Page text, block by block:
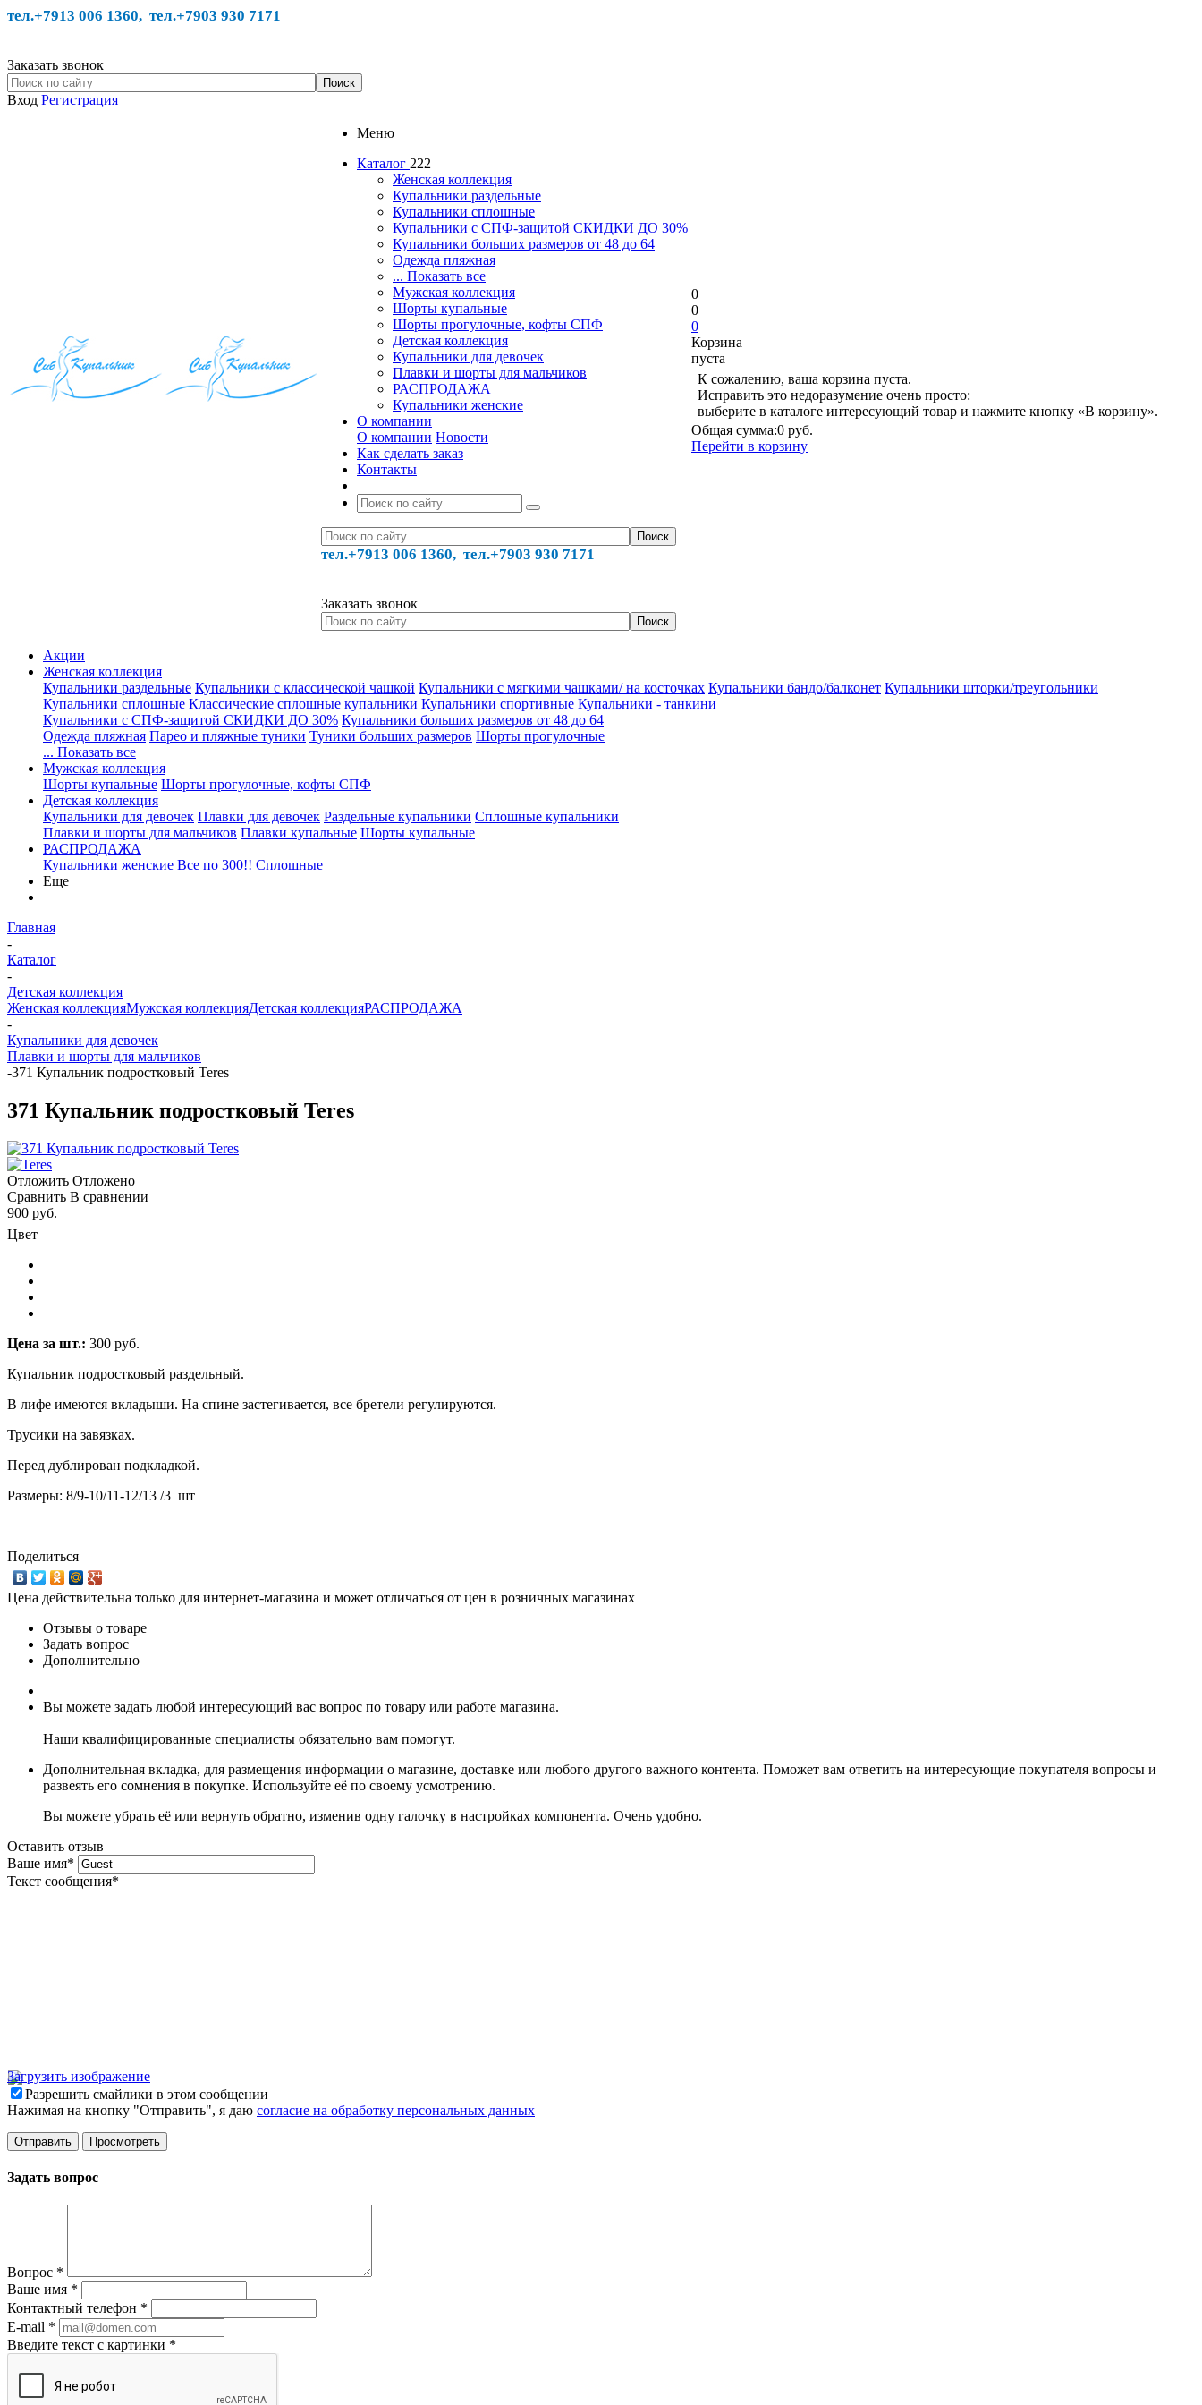
тел.+7913 006 1360, тел.+7903 930 7171
Заказать звонок
Вход Регистрация
Меню
Каталог 222
Женская коллекция
Купальники раздельные
Купальники сплошные
Купальники с СПФ-защитой СКИДКИ ДО 30%
Купальники больших размеров от 48 до 64
Одежда пляжная
... Показать все
Мужская коллекция
Шорты купальные
Шорты прогулочные, кофты СПФ
Детская коллекция
Купальники для девочек
Плавки и шорты для мальчиков
РАСПРОДАЖА
Купальники женские
О компании
О компании Новости
Как сделать заказ
Контакты
тел.+7913 006 1360, тел.+7903 930 7171
Заказать звонок
0
0
0
Корзина
пуста
К сожалению, ваша корзина пуста.
Исправить это недоразумение очень просто:
выберите в каталоге интересующий товар и нажмите кнопку «В корзину».
Общая сумма:0 руб.
Перейти в корзину
Акции
Женская коллекция
Купальники раздельные Купальники с классической чашкой Купальники с мягкими чашками/ на косточках Купальники бандо/балконет Купальники шторки/треугольники
Купальники сплошные Классические сплошные купальники Купальники спортивные Купальники - танкини
Купальники с СПФ-защитой СКИДКИ ДО 30% Купальники больших размеров от 48 до 64
Одежда пляжная Парео и пляжные туники Туники больших размеров Шорты прогулочные
... Показать все
Мужская коллекция
Шорты купальные Шорты прогулочные, кофты СПФ
Детская коллекция
Купальники для девочек Плавки для девочек Раздельные купальники Сплошные купальники
Плавки и шорты для мальчиков Плавки купальные Шорты купальные
РАСПРОДАЖА
Купальники женские Все по 300!! Сплошные
Еще
Главная
-
Каталог
-
Детская коллекция
Женская коллекцияМужская коллекцияДетская коллекцияРАСПРОДАЖА
-
Купальники для девочек
Плавки и шорты для мальчиков
-371 Купальник подростковый Teres
371 Купальник подростковый Teres
Отложить Отложено
Сравнить В сравнении
900 руб.
Цвет
Цена за шт.: 300 руб.
Купальник подростковый раздельный.
В лифе имеются вкладыши. На спине застегивается, все бретели регулируются.
Трусики на завязках.
Перед дублирован подкладкой.
Размеры: 8/9-10/11-12/13 /3 шт
Поделиться
Цена действительна только для интернет-магазина и может отличаться от цен в розничных магазинах
Отзывы о товаре
Задать вопрос
Дополнительно
Вы можете задать любой интересующий вас вопрос по товару или работе магазина.
Наши квалифицированные специалисты обязательно вам помогут.
Дополнительная вкладка, для размещения информации о магазине, доставке или любого другого важного контента. Поможет вам ответить на интересующие покупателя вопросы и
развеять его сомнения в покупке. Используйте её по своему усмотрению.
Вы можете убрать её или вернуть обратно, изменив одну галочку в настройках компонента. Очень удобно.
Оставить отзыв
Ваше имя*
Текст сообщения*
Загрузить изображение
Разрешить смайлики в этом сообщении
Нажимая на кнопку "Отправить", я даю согласие на обработку персональных данных
Задать вопрос
Вопрос *
Ваше имя *
Контактный телефон *
E-mail *
Введите текст с картинки *